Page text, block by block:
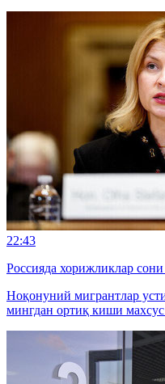
22:43
Россияда хорижликлар
Ноқонуний мигрантлар
мингдан ортиқ киши махсус